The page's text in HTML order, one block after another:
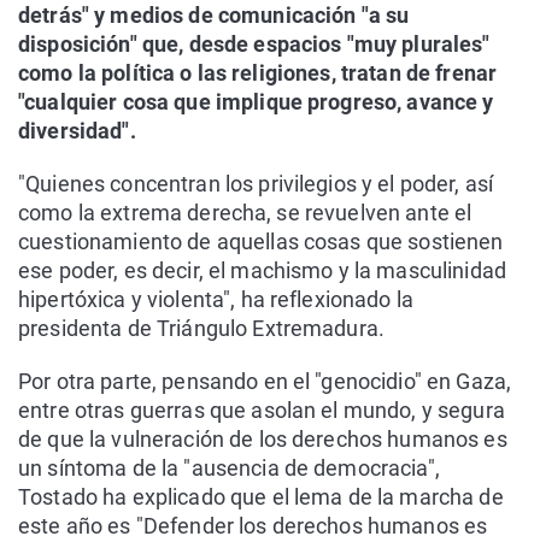
detrás" y medios de comunicación "a su
disposición" que, desde espacios "muy plurales"
como la política o las religiones, tratan de frenar
"cualquier cosa que implique progreso, avance y
diversidad".
"Quienes concentran los privilegios y el poder, así
como la extrema derecha, se revuelven ante el
cuestionamiento de aquellas cosas que sostienen
ese poder, es decir, el machismo y la masculinidad
hipertóxica y violenta", ha reflexionado la
presidenta de Triángulo Extremadura.
Por otra parte, pensando en el "genocidio" en Gaza,
entre otras guerras que asolan el mundo, y segura
de que la vulneración de los derechos humanos es
un síntoma de la "ausencia de democracia",
Tostado ha explicado que el lema de la marcha de
este año es "Defender los derechos humanos es